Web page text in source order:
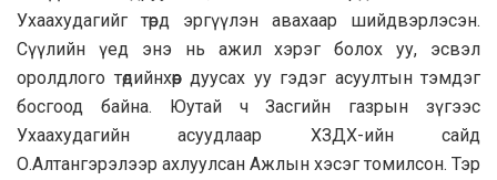
Ухаахудагийг төрд эргүүлэн авахаар шийдвэрлэсэн.
Сүүлийн үед энэ нь ажил хэрэг болох уу, эсвэл
оролдлого төдийнхөөр дуусах уу гэдэг асуултын тэмдэг
босгоод байна. Юутай ч Засгийн газрын зүгээс
Ухаахудагийн асуудлаар ХЗДХ-ийн сайд
О.Алтангэрэлээр ахлуулсан Ажлын хэсэг томилсон. Тэр